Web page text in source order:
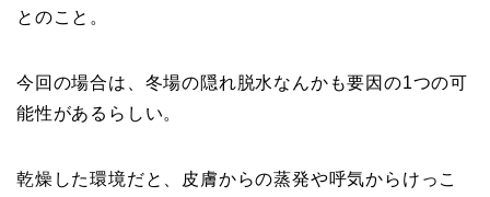
とのこと。
今回の場合は、冬場の隠れ脱水なんかも要因の1つの可
能性があるらしい。
乾燥した環境だと、皮膚からの蒸発や呼気からけっこ